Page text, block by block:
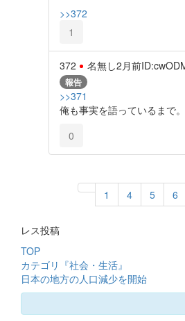
>>372
1
372 名無し2月前
報告
>>371
俺も事実を語っているまで。
0
1 4 5 6
レス投稿
TOP
カテゴリ『社会・生活』
日本の地方の人口減少を開始